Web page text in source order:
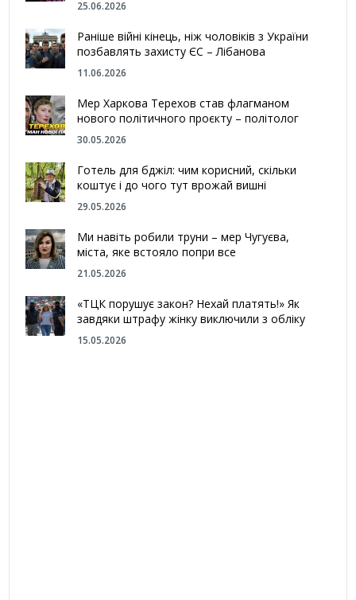
25.06.2026
Раніше війні кінець, ніж чоловіків з України
позбавлять захисту ЄС – Лібанова
11.06.2026
Мер Харкова Терехов став флагманом
нового політичного проєкту – політолог
30.05.2026
Готель для бджіл: чим корисний, скільки
коштує і до чого тут врожай вишні
29.05.2026
Ми навіть робили труни – мер Чугуєва,
міста, яке встояло попри все
21.05.2026
«ТЦК порушує закон? Нехай платять!» Як
завдяки штрафу жінку виключили з обліку
15.05.2026